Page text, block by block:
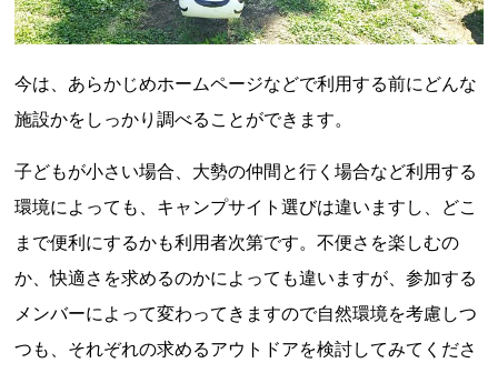
今は、あらかじめホームページなどで利用する前にどんな
施設かをしっかり調べることができます。
子どもが小さい場合、大勢の仲間と行く場合など利用する
環境によっても、キャンプサイト選びは違いますし、どこ
まで便利にするかも利用者次第です。不便さを楽しむの
か、快適さを求めるのかによっても違いますが、参加する
メンバーによって変わってきますので自然環境を考慮しつ
つも、それぞれの求めるアウトドアを検討してみてくださ